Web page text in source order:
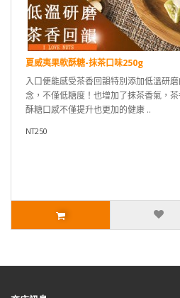
夏威夷果軟酥糖-抹茶口味250g
入口便能感受茶香回韻特別添加低溫研
念，不僅低糖度！也增加了抹茶香氣，
酥糖口感不僅提升也更加的健康 ..
NT250